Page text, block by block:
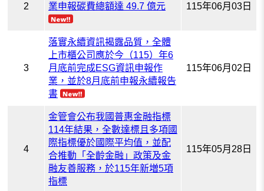
2
業申報碳費總額達 49.7 億元
115年06月03日
3
落實永續資訊揭露品質，全體
上市櫃公司應於今（115）年6
月底前完成ESG資訊申報作
業，並於8月底前申報永續報告
書
115年06月02日
4
金管會公布我國普惠金融指標
114年結果，全數達標且多項國
際指標優於國際平均值，並配
合推動「全齡金融」政策及金
融友善服務，於115年新増5項
指標
115年05月28日